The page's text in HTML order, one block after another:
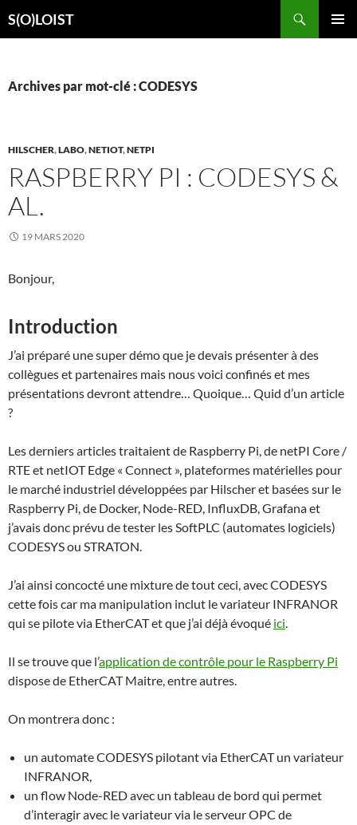
auS(O)LOIST
Archives par mot-clé : CODESYS
HILSCHER,LABO,NETIOT,NETPI
RASPBERRY PI : CODESYS &
AL.
19 MARS 2020
Bonjour,
Introduction
J’ai préparé une super démo que je devais présenter à des
collègues et partenaires mais nous voici confinés et mes
présentations devront attendre… Quoique… Quid d’un article
?
Les derniers articles traitaient de Raspberry Pi, de netPI Core /
RTE et netIOT Edge « Connect », plateformes matérielles pour
le marché industriel développées par Hilscher et basées sur le
Raspberry Pi, de Docker, Node-RED, InfluxDB, Grafana et
j’avais donc prévu de tester les SoftPLC (automates logiciels)
CODESYS ou STRATON.
J’ai ainsi concocté une mixture de tout ceci, avec CODESYS
cette fois car ma manipulation inclut le variateur INFRANOR
qui se pilote via EtherCAT et que j’ai déjà évoqué ici.
Il se trouve que l’application de contrôle pour le Raspberry Pi
dispose de EtherCAT Maitre, entre autres.
On montrera donc :
un automate CODESYS pilotant via EtherCAT un variateur
INFRANOR,
un flow Node-RED avec un tableau de bord qui permet
d’interagir avec le variateur via le serveur OPC de